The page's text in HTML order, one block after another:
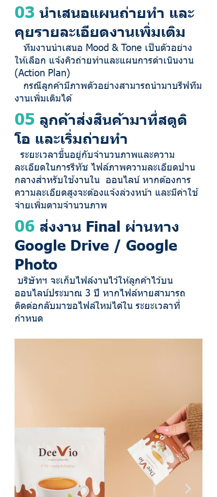
03 นำเสนอแผนถ่ายทำ และ
คุยรายละเอียดงานเพิ่มเติม
ทีมงานนำเสนอ Mood & Tone เป็นตัวอย่าง
ให้เลือก แจ้งคิวถ่ายทำและแผนการดำเนินงาน
(Action Plan)
กรณีลูกค้ามีภาพตัวอย่างสามารถนำมาบรีฟทีม
งานเพิ่มเติมได้
05 ลูกค้าส่งสินค้ามาที่สตูดิ
โอ และเริ่มถ่ายทำ
ระยะเวลาขึ้นอยู่กับจำนวนภาพและความ
ละเอียดในการรีทัช ไฟล์ภาพความละเอียดปาน
กลางสำหรับใช้งานใน ออนไลน์ หากต้องการ
ความละเอียดสูงจะต้องแจ้งล่วงหน้า และมีค่าใช้
จ่ายเพิ่มตามจำนวนภาพ
06 ส่งงาน Final ผ่านทาง
Google Drive / Google
Photo
บริษัทฯ จะเก็บไฟล์งานไว้ให้ลูกค้าไว้บน
ออนไลน์ประมาณ 3 ปี หากไฟล์หายสามารถ
ติดต่อกลับมาขอไฟล์ใหม่ได้ใน ระยะเวลาที่
กำหนด